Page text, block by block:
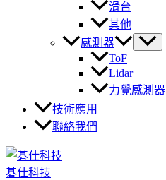
滑台
其他
感測器
ToF
Lidar
力覺感測器
技術應用
聯絡我們
碁仕科技